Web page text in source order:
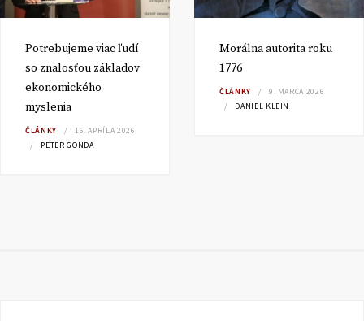
Potrebujeme viac ľudí
so znalosťou základov
ekonomického
myslenia
ČLÁNKY
16. APRÍLA 2026
PETER GONDA
Morálna autorita roku
1776
ČLÁNKY
9. MARCA 2026
DANIEL KLEIN